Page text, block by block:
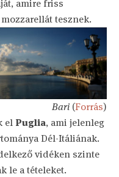
amire friss
tesznek.
Bari (Forrás)
el Puglia, ami jelenleg
Dél-Itáliának.
vidéken szinte
le a tételeket.